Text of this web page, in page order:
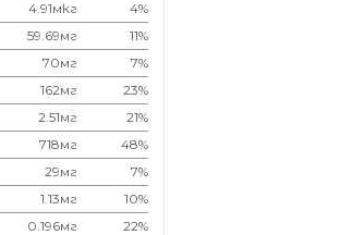
4.91мкг
4%
59.69мг
11%
70мг
7%
162мг
23%
2.51мг
21%
718мг
48%
29мг
7%
1.13мг
10%
0.196мг
22%